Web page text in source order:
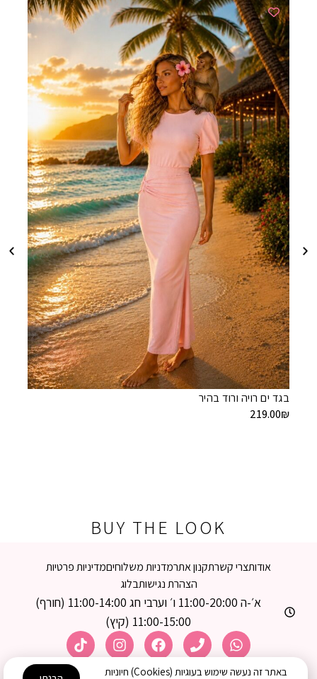
בגד ים רויה ורוד בהיר
219.00₪
BUY THE LOOK
אודותצרי קשרתקנון אתרמדניות משלוחיםמדיניות פרטיות
הצהרת נגישותבלוג
א׳-ה 11:00-20:00 ו׳ וערבי חג 11:00-14:00 (חורף)
11:00-15:00 (קיץ)
באתר זה נעשה שימוש בעוגיות (Cookies) חיוניות